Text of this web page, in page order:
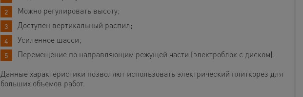
Можно регулировать высоту;
Доступен вертикальный распил;
Усиленное шасси;
Перемещение по направляющим режущей части (электроблок с диском).
Данные характеристики позволяют использовать электрический плиткорез для
больших объемов работ.